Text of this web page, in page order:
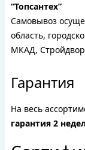
“Топсантех”
Самовывоз
область,
МКАД,
Гарантия
На весь
гарантия 2